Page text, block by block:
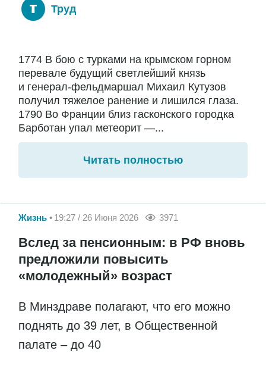
Труд
1774 В бою с турками на крымском горном
перевале будущий светлейший князь
и генерал-фельдмаршал Михаил Кутузов
получил тяжелое ранение и лишился глаза.
1790 Во Франции близ гасконского городка
Барботан упал метеорит —...
Читать полностью
Жизнь 19:27 / 26 Июня 2026 3971
Вслед за пенсионным: в РФ вновь
предложили повысить
«молодежный» возраст
В Минздраве полагают, что его можно
поднять до 39 лет, в Общественной
палате – до 40